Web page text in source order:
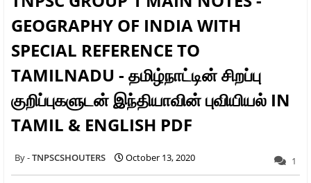
GEOGRAPHY OF INDIA WITH
SPECIAL REFERENCE TO
TAMILNADU - தமிழ்நாட்டின் சிறப்பு
குறிப்புகளுடன் இந்தியாவின் புவியியல் IN
TAMIL & ENGLISH PDF
TNPSCSHOUTERS October 13, 2020 1